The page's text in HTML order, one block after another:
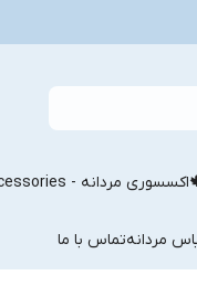
اکسسوری مردانه - Accessories
مردانهتماس با ما